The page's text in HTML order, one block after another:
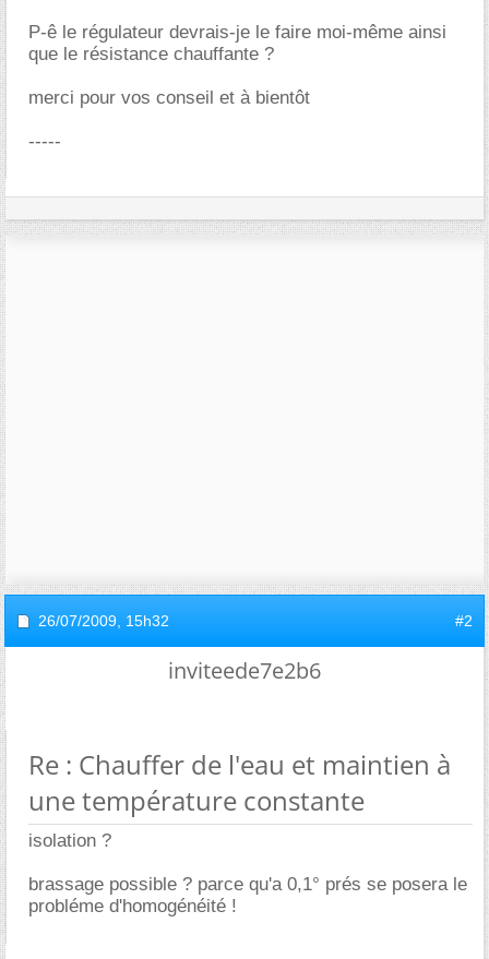
P-ê le régulateur devrais-je le faire moi-même ainsi
que le résistance chauffante ?
merci pour vos conseil et à bientôt
-----
26/07/2009, 15h32 #2
inviteede7e2b6
Re : Chauffer de l'eau et maintien à
une température constante
isolation ?
brassage possible ? parce qu'a 0,1° prés se posera le
probléme d'homogénéité !